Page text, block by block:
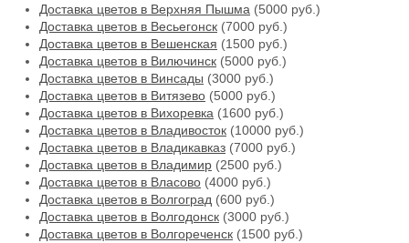
Доставка цветов в Верхняя Пышма (5000 руб.)
Доставка цветов в Весьегонск (7000 руб.)
Доставка цветов в Вешенская (1500 руб.)
Доставка цветов в Вилючинск (5000 руб.)
Доставка цветов в Винсады (3000 руб.)
Доставка цветов в Витязево (5000 руб.)
Доставка цветов в Вихоревка (1600 руб.)
Доставка цветов в Владивосток (10000 руб.)
Доставка цветов в Владикавказ (7000 руб.)
Доставка цветов в Владимир (2500 руб.)
Доставка цветов в Власово (4000 руб.)
Доставка цветов в Волгоград (600 руб.)
Доставка цветов в Волгодонск (3000 руб.)
Доставка цветов в Волгореченск (1500 руб.)